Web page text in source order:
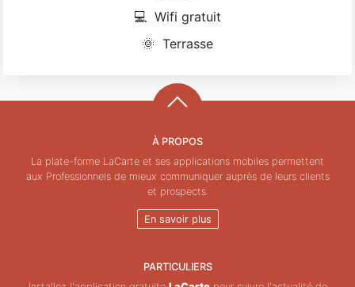
💻 Wifi gratuit
🌞 Terrasse
À PROPOS
La plate-forme LaCarte et ses applications mobiles permettent
aux Professionnels de mieux communiquer auprès de leurs clients
et prospects.
En savoir plus
PARTICULIERS